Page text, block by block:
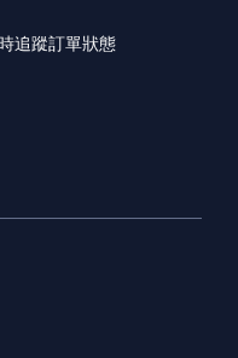
追蹤訂單狀態